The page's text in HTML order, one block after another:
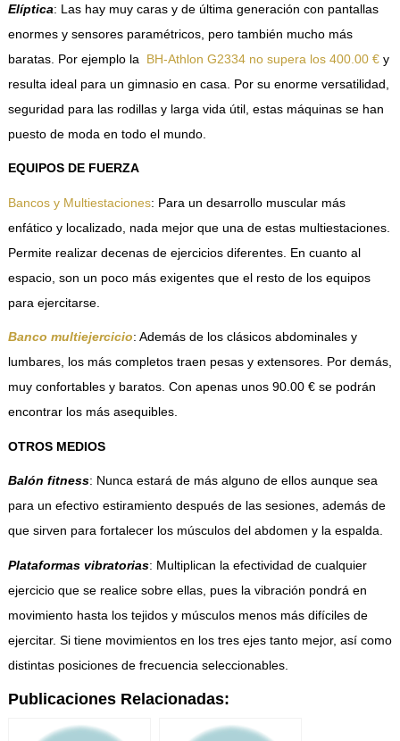
Elíptica: Las hay muy caras y de última generación con pantallas
enormes y sensores paramétricos, pero también mucho más
baratas. Por ejemplo la BH-Athlon G2334 no supera los 400.00 €y
resulta ideal para un gimnasio en casa. Por su enorme versatilidad,
seguridad para las rodillas y larga vida útil, estas máquinas se han
puesto de moda en todo el mundo.
EQUIPOS DE FUERZA
Bancos y Multiestaciones: Para un desarrollo muscular más
enfático y localizado, nada mejor que una de estas multiestaciones.
Permite realizar decenas de ejercicios diferentes. En cuanto al
espacio, son un poco más exigentes que el resto de los equipos
para ejercitarse.
Banco multiejercicio: Además de los clásicos abdominales y
lumbares, los más completos traen pesas y extensores. Por demás,
muy confortables y baratos. Con apenas unos 90.00 € se podrán
encontrar los más asequibles.
OTROS MEDIOS
Balón fitness: Nunca estará de más alguno de ellos aunque sea
para un efectivo estiramiento después de las sesiones, además de
que sirven para fortalecer los músculos del abdomen y la espalda.
Plataformas vibratorias: Multiplican la efectividad de cualquier
ejercicio que se realice sobre ellas, pues la vibración pondrá en
movimiento hasta los tejidos y músculos menos más difíciles de
ejercitar. Si tiene movimientos en los tres ejes tanto mejor, así como
distintas posiciones de frecuencia seleccionables.
Publicaciones Relacionadas: